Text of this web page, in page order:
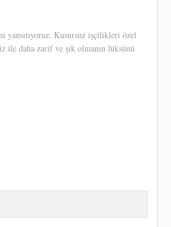
yansıtıyoruz. Kusursuz işçilikleri özel
ile daha zarif ve şık olmanın lüksünü